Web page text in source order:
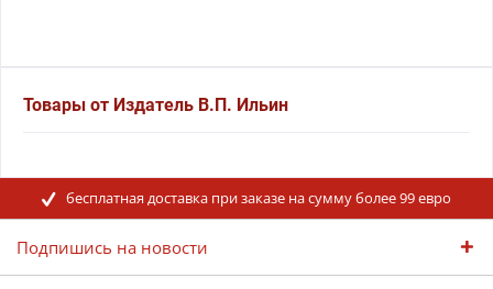
Товары от Издатель В.П. Ильин
бесплатная доставка при заказе на сумму более 99 евро
Подпишись на новости